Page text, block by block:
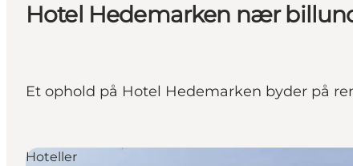
Kunstlandet
Se og oplev
Sov godt
Hotel Hedemarken nær
Et ophold på Hotel Hedemarken byder på
Hoteller